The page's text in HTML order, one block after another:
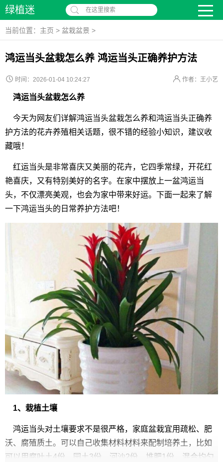
绿植迷 在这里搜索
当前位置： 主页 > 盆栽盆景 >
鸿运当头盆栽怎么养 鸿运当头正确养护方法
时间：2026-01-04 10:24:27 作者：王小艺
鸿运当头盆栽怎么养
今天为网友们详解鸿运当头盆栽怎么养和鸿运当头正确养
护方法的花卉养殖相关话题，很不错的经验小知识，建议收
藏哦！
红运当头是非常喜庆又美丽的花卉，它四季常绿，开花红
艳喜庆，又有特别美好的名字。在家中摆放上一盆鸿运当
头，不仅漂亮美观，也会为家中带来好运。下面一起来了解
一下鸿运当头的日常养护方法吧！
1、栽植土壤
鸿运当头对土壤要求不是很严格，家庭盆栽宜用疏松、肥
沃、腐殖质土。可以自己收集材料材料来配制培养土，比如
可以用腐叶土4份、园土3份、河沙2份、堆肥1份，混合均匀